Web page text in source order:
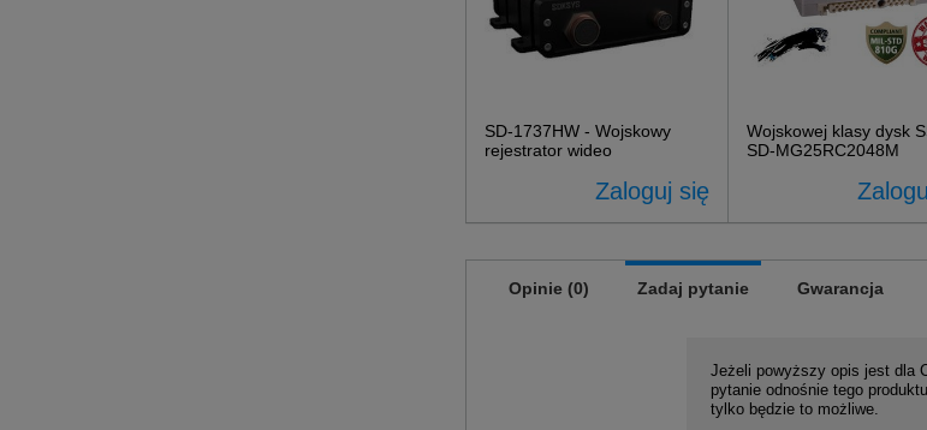
SD-1737HW - Wojskowy
rejestrator wideo
Zaloguj się
Wojskowej klasy dysk
SD-MG25RC2048M
Opinie (0) Zadaj pytanie Gwarancja
Jeżeli powyższy opis jest dla
pytanie odnośnie tego
tylko będzie to możliwe.